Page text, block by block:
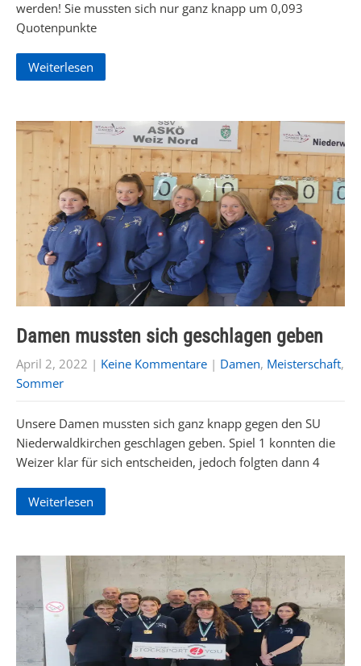
werden! Sie mussten sich nur ganz knapp um 0,093
Quotenpunkte
Weiterlesen
Damen mussten sich geschlagen geben
April 2, 2022 | Keine Kommentare | Damen, Meisterschaft,
Sommer
Unsere Damen mussten sich ganz knapp gegen den SU
Niederwaldkirchen geschlagen geben. Spiel 1 konnten die
Weizer klar für sich entscheiden, jedoch folgten dann 4
Weiterlesen